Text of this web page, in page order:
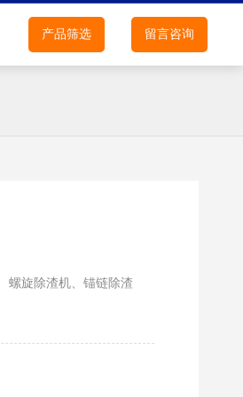
产品筛选 留言咨询
螺旋除渣机、锚链除渣